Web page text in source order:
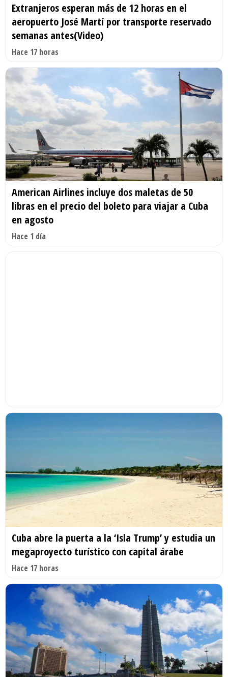
Extranjeros esperan más de 12 horas en el
aeropuerto José Martí por transporte reservado
semanas antes(Video)
Hace 17 horas
American Airlines incluye dos maletas de 50
libras en el precio del boleto para viajar a Cuba
en agosto
Hace 1 día
Cuba abre la puerta a la ‘Isla Trump’ y estudia un
megaproyecto turístico con capital árabe
Hace 17 horas